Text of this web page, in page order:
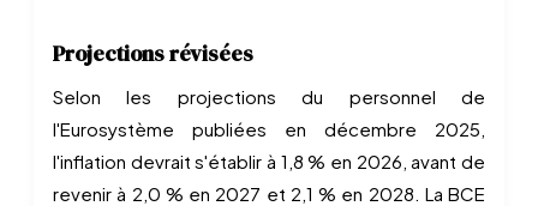
Projections révisées
Selon les projections du personnel de
l'Eurosystème publiées en décembre 2025,
l'inflation devrait s'établir à 1,8 % en 2026, avant de
revenir à 2,0 % en 2027 et 2,1 % en 2028. La BCE